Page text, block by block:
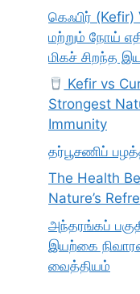
கெஃபிர்
மற்றும் நோய்
மிகச் சிறந்த
Kefir vs
Strongest
Immunity
தர்பூசணிப்
The Health
Nature’s
அந்தரங்கப்
இயற்கை
வைத்தியம்